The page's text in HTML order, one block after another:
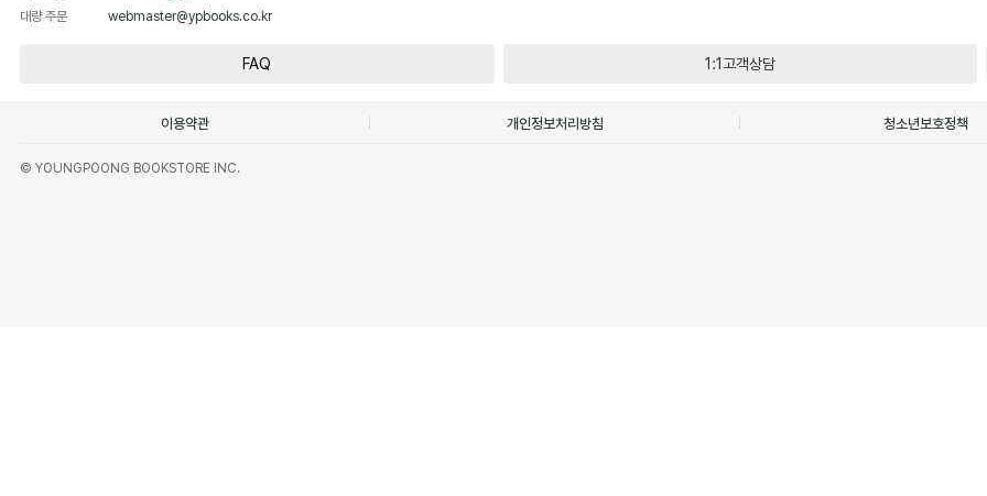
대량 주문
webmaster@ypbooks.co.kr
FAQ 1:1고객상담
이용약관 개인정보처리방침 청소년보호정책
© YOUNGPOONG BOOKSTORE INC.